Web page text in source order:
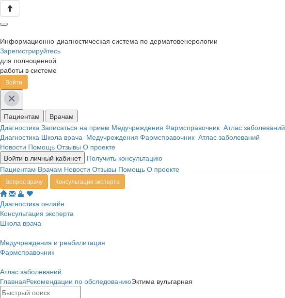
Информационно-диагностическая система по дерматовенерологии
Зарегистрируйтесь
для полноценной
работы в системе
Войти
Пациентам
Врачам
Диагностика Записаться на прием Медучреждения Фармсправочник Атлас заболеваний
Диагностика Школа врача Медучреждения Фармсправочник Атлас заболеваний
Новости Помощь Отзывы О проекте
Войти в личный кабинет
Получить консультацию
Пациентам Врачам Новости Отзывы Помощь О проекте
Вопрос врачу Консультация эксперта
Диагностика онлайн
Консультация эксперта
Школа врача
Медучреждения и реабилитация
Фармсправочник
Атлас заболеваний
ГлавнаяРекомендации по обследованиюЭктима вульгарная